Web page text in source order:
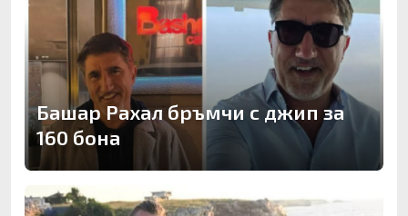
Башар Рахал бръмчи с джип за
160 бона